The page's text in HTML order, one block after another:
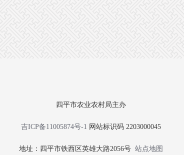
四平市农业农村局主办
吉ICP备11005874号-1 网站标识码 2203000045
地址：四平市铁西区英雄大路2056号站点地图